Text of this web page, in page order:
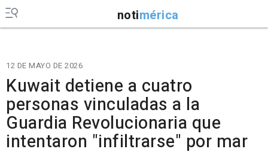
notimérica
12 DE MAYO DE 2026
Kuwait detiene a cuatro
personas vinculadas a la
Guardia Revolucionaria que
intentaron "infiltrarse" por mar